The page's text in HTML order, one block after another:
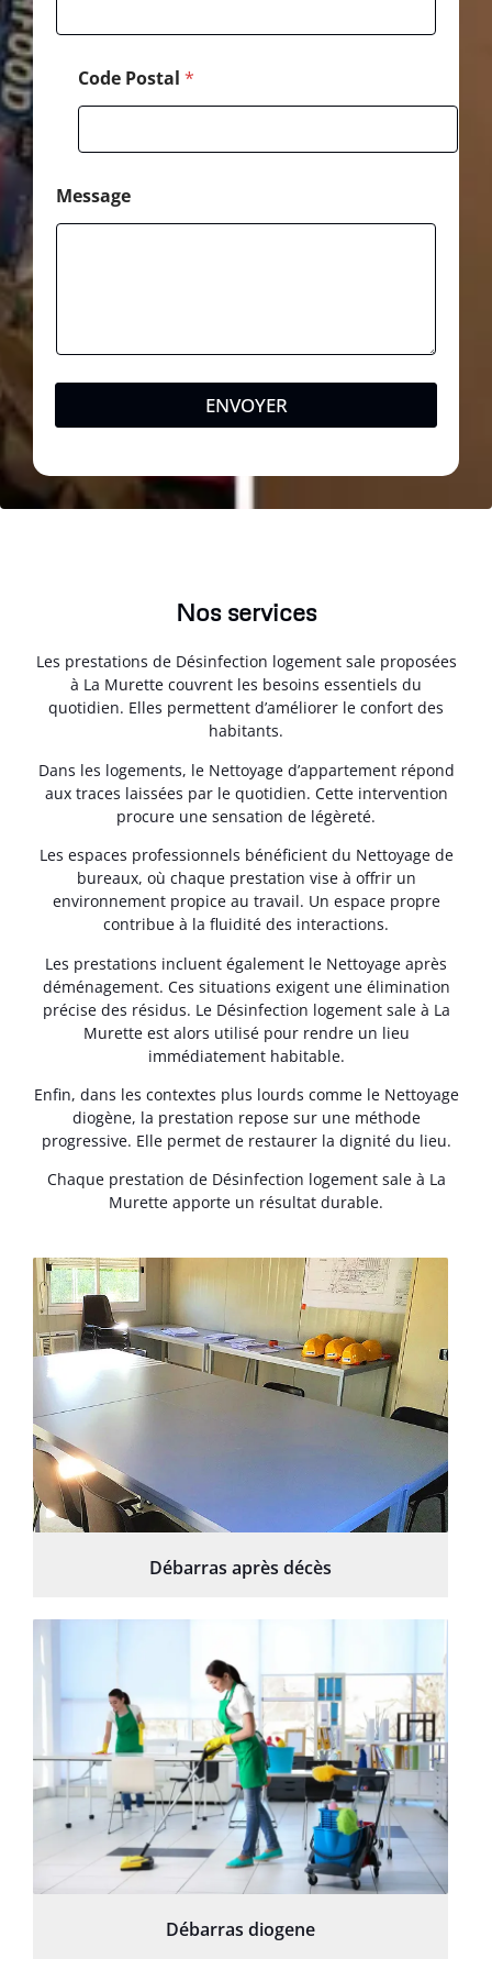
Code Postal *
Message
ENVOYER
Nos services
Les prestations de Désinfection logement sale proposées
à La Murette couvrent les besoins essentiels du
quotidien. Elles permettent d’améliorer le confort des
habitants.
Dans les logements, le Nettoyage d’appartement répond
aux traces laissées par le quotidien. Cette intervention
procure une sensation de légèreté.
Les espaces professionnels bénéficient du Nettoyage de
bureaux, où chaque prestation vise à offrir un
environnement propice au travail. Un espace propre
contribue à la fluidité des interactions.
Les prestations incluent également le Nettoyage après
déménagement. Ces situations exigent une élimination
précise des résidus. Le Désinfection logement sale à La
Murette est alors utilisé pour rendre un lieu
immédiatement habitable.
Enfin, dans les contextes plus lourds comme le Nettoyage
diogène, la prestation repose sur une méthode
progressive. Elle permet de restaurer la dignité du lieu.
Chaque prestation de Désinfection logement sale à La
Murette apporte un résultat durable.
Débarras après décès
Débarras diogene